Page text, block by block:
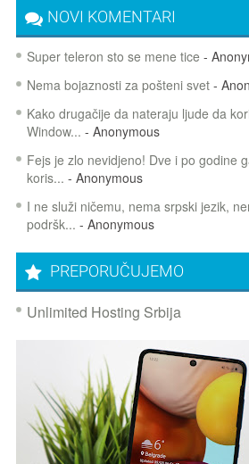
NOVI KOMENTARI
Super teleron sto se mene tice -
Nema bojaznosti za pošteni svet-
Kako drugačije da nateraju ljude da
Window... - Anonymous
Fejs je zlo nevidjeno! Dve i po godine
koris... - Anonymous
I ne služi ničemu, nema srpski jezik,
podršk... - Anonymous
PREPORUČUJEMO
Unlimited Hosting Srbija